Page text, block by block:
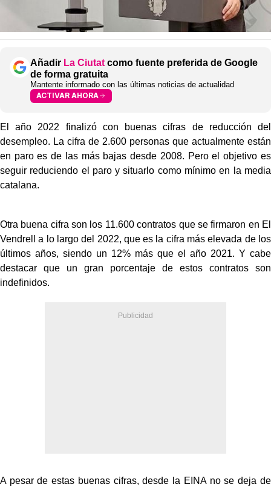
Añadir La Ciutat como fuente preferida de Google
de forma gratuita
Mantente informado con las últimas noticias de actualidad
ACTIVAR AHORA
El año 2022 finalizó con buenas cifras de reducción del
desempleo. La cifra de 2.600 personas que actualmente están
en paro es de las más bajas desde 2008. Pero el objetivo es
seguir reduciendo el paro y situarlo como mínimo en la media
catalana.
Otra buena cifra son los 11.600 contratos que se firmaron en El
Vendrell a lo largo del 2022, que es la cifra más elevada de los
últimos años, siendo un 12% más que el año 2021. Y cabe
destacar que un gran porcentaje de estos contratos son
indefinidos.
A pesar de estas buenas cifras, desde la EINA no se deja de